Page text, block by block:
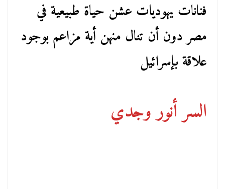
فنانات يهوديات عشن حياة طبيعية في
مصر دون أن تنال منهن أية مزاعم بوجود
علاقة بإسرائيل
السر أنور وجدي